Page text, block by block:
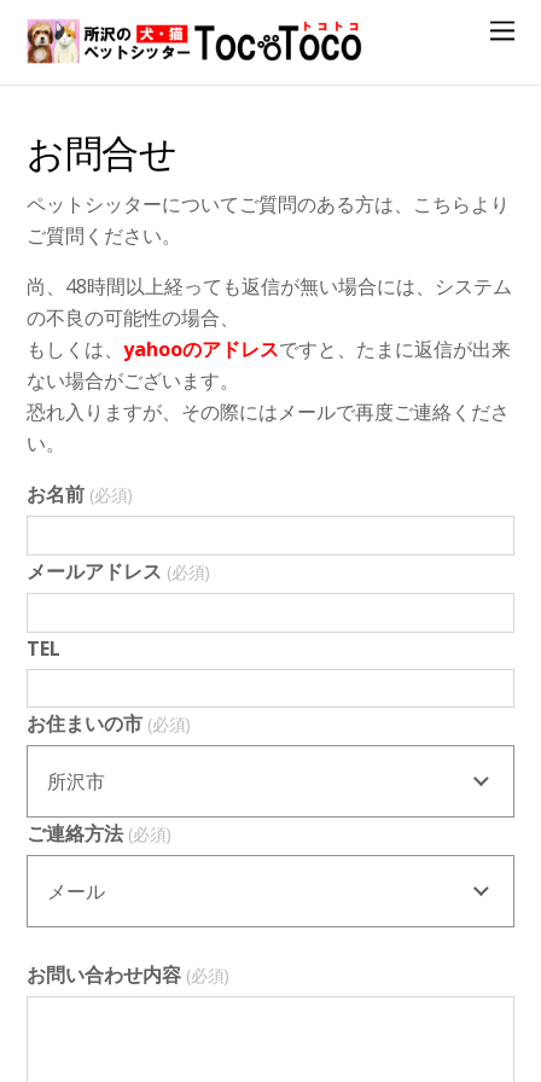
お問合せ
ペットシッターについてご質問のある方は、こちらより
ご質問ください。
尚、48時間以上経っても返信が無い場合には、システム
の不良の可能性の場合、
もしくは、yahooのアドレスですと、たまに返信が出来
ない場合がございます。
恐れ入りますが、その際にはメールで再度ご連絡くださ
い。
お名前 (必須)
メールアドレス (必須)
TEL
お住まいの市 (必須)
所沢市
ご連絡方法 (必須)
メール
お問い合わせ内容 (必須)